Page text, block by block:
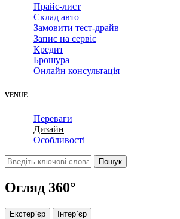
Прайс-лист
Склад авто
Замовити тест-драйв
Запис на сервіс
Кредит
Брошура
Онлайн консультація
VENUE
Переваги
Дизайн
Особливості
Огляд 360°
Екстер`єр Інтер`єр